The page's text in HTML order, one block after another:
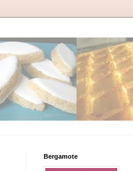
Bergamote